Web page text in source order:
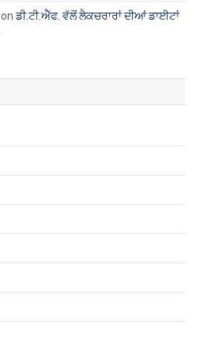
onਡੀ.ਟੀ.ਐੱਫ. ਵੱਲੋਂ ਲੈਕਚਰਾਰਾਂ ਦੀਆਂ ਡਾਈਟਾਂ